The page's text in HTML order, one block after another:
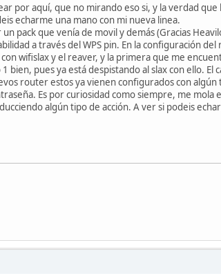
por aquí, que no mirando eso si, y la verdad
echarme una mano con mi nueva linea.
pack que venía de movil y demás (Gracias
a través del WPS pin. En la configuración
wifislax y el reaver, y la primera que me
bien, pues ya está despistando al slax con ello.
router estos ya vienen configurados con
Es por curiosidad como siempre, me
algún tipo de acción. A ver si podeis